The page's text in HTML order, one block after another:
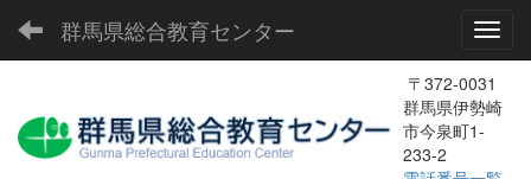
群馬県総合教育センター
〒372-0031
群馬県伊勢崎
市今泉町1-
233-2